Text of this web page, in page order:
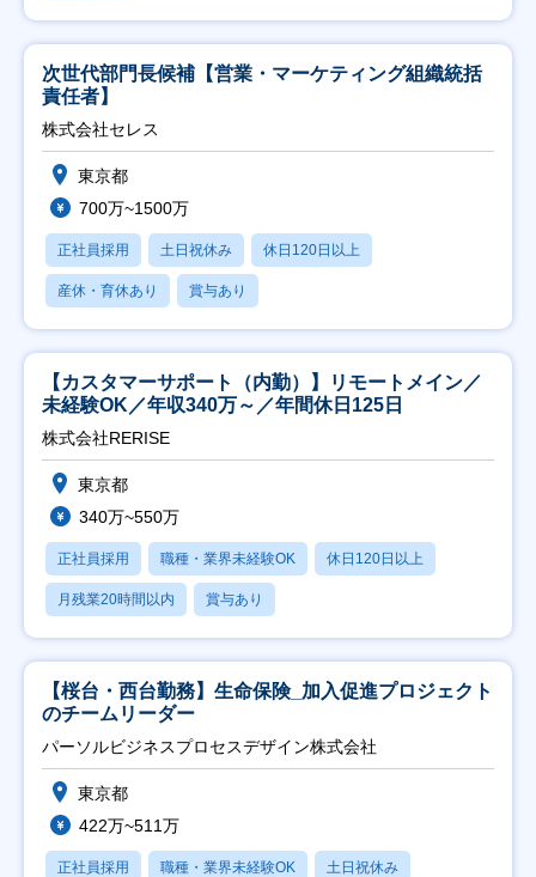
次世代部門長候補【営業・マーケティング組織統括
責任者】
株式会社セレス
東京都
700万~1500万
正社員採用 土日祝休み 休日120日以上
産休・育休あり 賞与あり
【カスタマーサポート（内勤）】リモートメイン／
未経験OK／年収340万～／年間休日125日
株式会社RERISE
東京都
340万~550万
正社員採用 職種・業界未経験OK 休日120日以上
月残業20時間以内 賞与あり
【桜台・西台勤務】生命保険_加入促進プロジェクト
のチームリーダー
パーソルビジネスプロセスデザイン株式会社
東京都
422万~511万
正社員採用 職種・業界未経験OK 土日祝休み